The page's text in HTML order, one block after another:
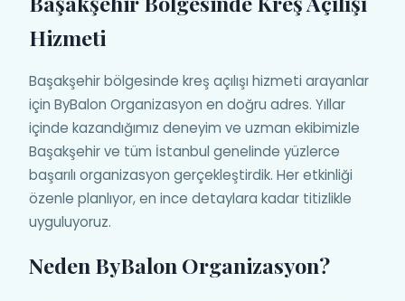
Hizmeti
Başakşehir bölgesinde kreş açılışı hizmeti arayanlar
için ByBalon Organizasyon en doğru adres. Yıllar
içinde kazandığımız deneyim ve uzman ekibimizle
Başakşehir ve tüm İstanbul genelinde yüzlerce
başarılı organizasyon gerçekleştirdik. Her etkinliği
özenle planlıyor, en ince detaylara kadar titizlikle
uyguluyoruz.
Neden ByBalon Organizasyon?